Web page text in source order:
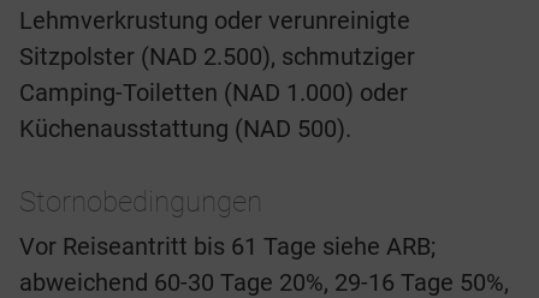
Lehmverkrustung oder verunreinigte
Sitzpolster (NAD 2.500), schmutziger
Camping-Toiletten (NAD 1.000) oder
Küchenausstattung (NAD 500).
Stornobedingungen
Vor Reiseantritt bis 61 Tage siehe ARB;
abweichend 60-30 Tage 20%, 29-16 Tage 50%,